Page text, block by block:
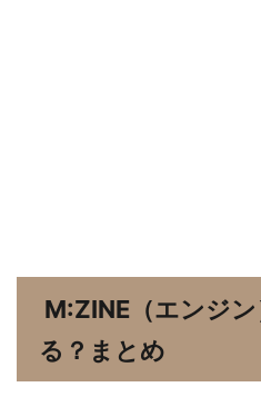
M:ZINE（エンジ
る？まとめ